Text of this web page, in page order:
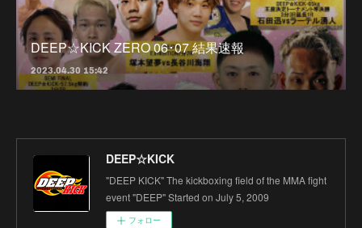
DEEP☆KICK ZERO 06･07 結果速報
2023.04.30 15:42
DEEP☆KICK
"DEEP KICK" The kickboxing field of the MMA fight
event "DEEP" Started on July 5, 2009
フォロー